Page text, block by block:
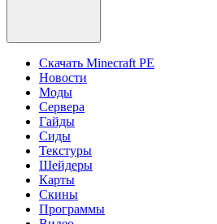
Скачать Minecraft PE
Новости
Моды
Сервера
Гайды
Сиды
Текстуры
Шейдеры
Карты
Скины
Программы